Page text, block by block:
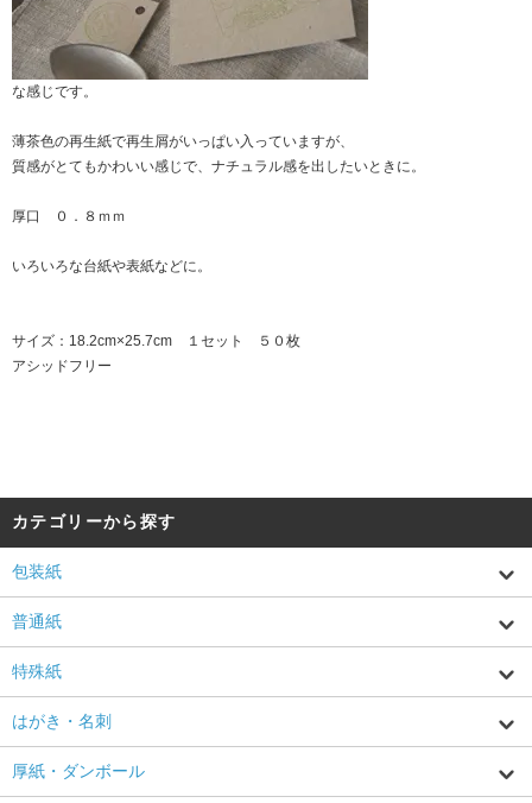
な感じです。
薄茶色の再生紙で再生屑がいっぱい入っていますが、
質感がとてもかわいい感じで、ナチュラル感を出したいときに。
厚口 ０．８ｍｍ
いろいろな台紙や表紙などに。
サイズ：18.2cm×25.7cm １セット ５０枚
アシッドフリー
カテゴリーから探す
包装紙
普通紙
特殊紙
はがき・名刺
厚紙・ダンボール